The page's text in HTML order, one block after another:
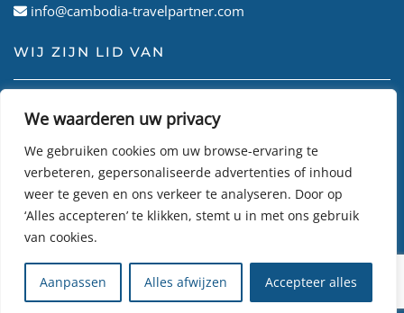
We waarderen uw privacy
We gebruiken cookies om uw browse-ervaring te
verbeteren, gepersonaliseerde advertenties of inhoud
weer te geven en ons verkeer te analyseren. Door op
‘Alles accepteren’ te klikken, stemt u in met ons gebruik
van cookies.
Aanpassen Alles afwijzen Accepteer alles
info@cambodia-travelpartner.com
WIJ ZIJN LID VAN
DMC Travel Software